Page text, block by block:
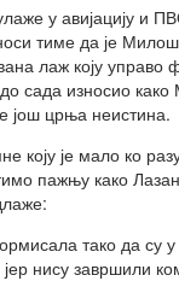
у авијацију и
тиме да је
лаж коју
сада износио
још црња неистина.
је мало ко
пажњу како
тако да су у
нису завршили